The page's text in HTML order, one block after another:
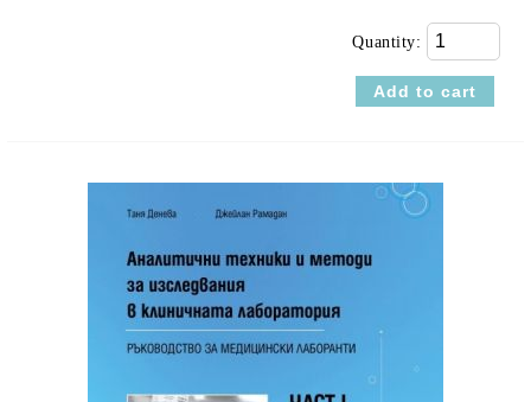
Quantity: